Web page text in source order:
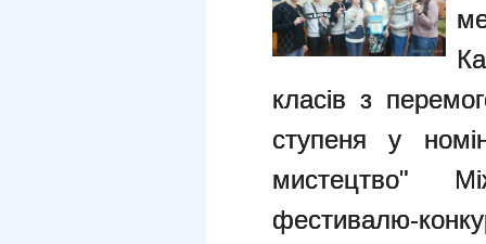
класів з
ступеня у
мистецтво"
фестивалю-